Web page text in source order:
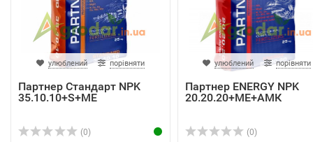
улюблений порівняти
Партнер Стандарт NPK
35.10.10+S+ME
(0)
улюблений порівняти
Партнер ENERGY NPK
20.20.20+ME+АМК
(0)